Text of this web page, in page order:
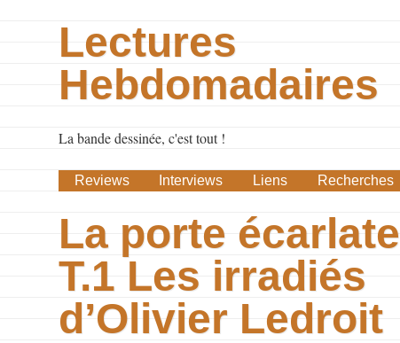
Lectures
Hebdomadaires
La bande dessinée, c'est tout !
Reviews Interviews Liens Recherches
La porte écarlate
T.1 Les irradiés
d’Olivier Ledroit